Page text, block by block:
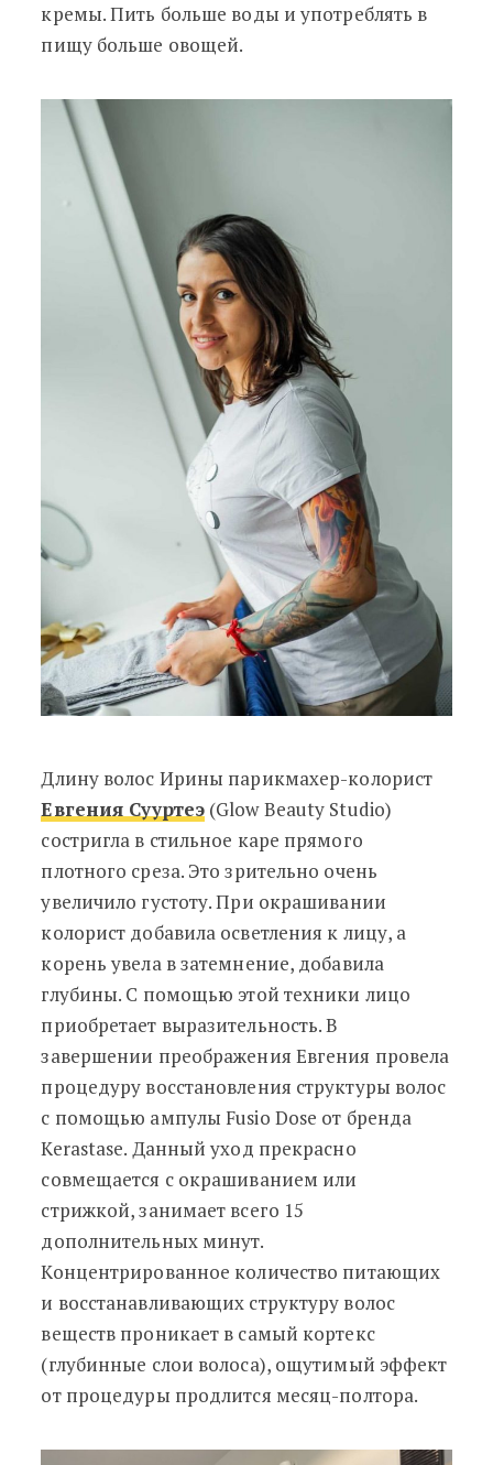
кремы. Пить больше воды и употреблять в
пищу больше овощей.
Длину волос Ирины парикмахер-колорист
Евгения Сууртеэ(Glow Beauty Studio)
состригла в стильное каре прямого
плотного среза. Это зрительно очень
увеличило густоту. При окрашивании
колорист добавила осветления к лицу, а
корень увела в затемнение, добавила
глубины. С помощью этой техники лицо
приобретает выразительность. В
завершении преображения Евгения провела
процедуру восстановления структуры волос
с помощью ампулы Fusio Dose от бренда
Kerastasе. Данный уход прекрасно
совмещается с окрашиванием или
стрижкой, занимает всего 15
дополнительных минут.
Концентрированное количество питающих
и восстанавливающих структуру волос
веществ проникает в самый кортекс
(глубинные слои волоса), ощутимый эффект
от процедуры продлится месяц-полтора.